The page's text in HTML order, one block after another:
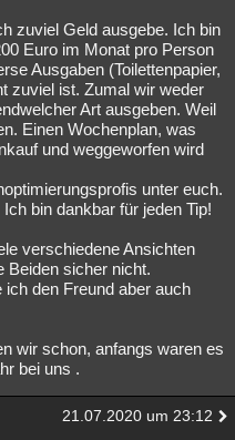
Esoterik Literatur
Gaming Filme
Allmystery English
Neue Geschlossen
zuviel Geld ausgebe. Ich bin
Euro im Monat pro Person
Ausgaben (Toilettenpapier,
zuviel ist. Zumal wir weder
Art ausgeben. Weil
Einen Wochenplan, was
und weggeworfen wird
unter euch.
bin dankbar für jeden Tip!
verschiedene Ansichten
Beiden sicher nicht.
den Freund aber auch
wir schon, anfangs waren es
bei uns .
21.07.2020 um 23:12